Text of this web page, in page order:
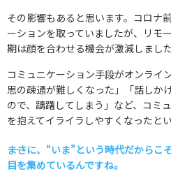
その影響もあると思います。コロナ
ーションを取っていましたが、リモ
期は顔を合わせる機会が激減しました
コミュニケーション手段がオンライ
思の疎通が難しくなった」「話しか
ので、躊躇してしまう」など、コミ
を抱えてイライラしやすくなったと
――まさに、“いま”という時代だから
目を集めているんですね。